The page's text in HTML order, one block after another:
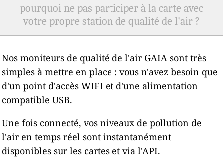
pourquoi ne pas participer à la carte avec
votre propre station de qualité de l'air ?
Nos moniteurs de qualité de l'air GAIA sont très
simples à mettre en place : vous n'avez besoin que
d'un point d'accès WIFI et d'une alimentation
compatible USB.
Une fois connecté, vos niveaux de pollution de
l'air en temps réel sont instantanément
disponibles sur les cartes et via l'API.